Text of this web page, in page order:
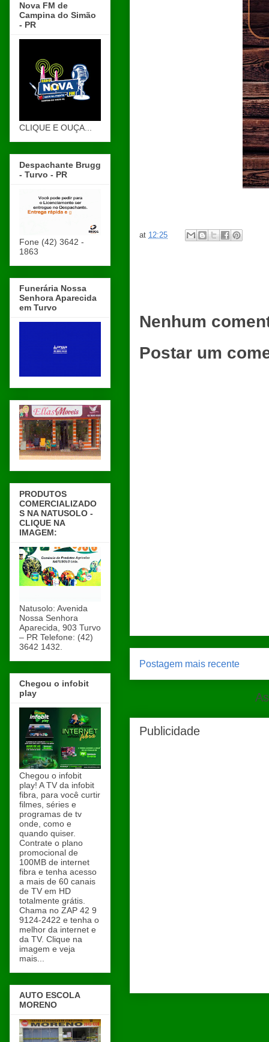
at 12:25
Nenhum
Postar um
Postagem mais recente
Publicidade
Nova FM de
Campina do Simão
- PR
CLIQUE E OUÇA...
Despachante Brugg
- Turvo - PR
Fone (42) 3642 -
1863
Funerária Nossa
Senhora Aparecida
em Turvo
PRODUTOS
COMERCIALIZADO
S NA NATUSOLO -
CLIQUE NA
IMAGEM:
Natusolo: Avenida
Nossa Senhora
Aparecida, 903 Turvo
– PR Telefone: (42)
3642 1432.
Chegou o infobit
play
Chegou o infobit
play! A TV da infobit
fibra, para você curtir
filmes, séries e
programas de tv
onde, como e
quando quiser.
Contrate o plano
promocional de
100MB de internet
fibra e tenha acesso
a mais de 60 canais
de TV em HD
totalmente grátis.
Chama no ZAP 42 9
9124-2422 e tenha o
melhor da internet e
da TV. Clique na
imagem e veja
mais...
AUTO ESCOLA
MORENO